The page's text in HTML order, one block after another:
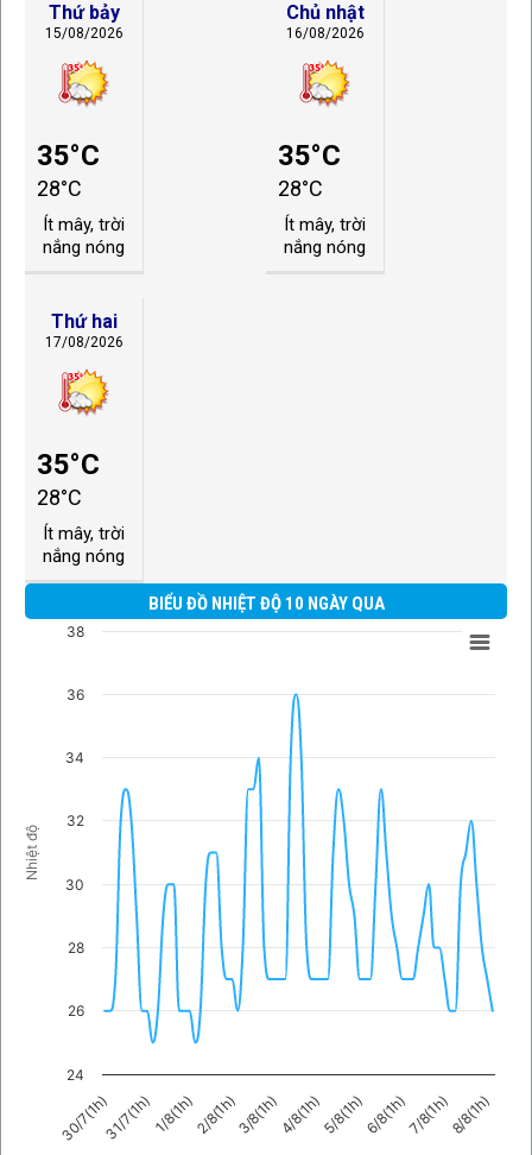
Thứ bảy
15/08/2026
35°C
28°C
Ít mây, trời
nắng nóng
Chủ nhật
16/08/2026
35°C
28°C
Ít mây, trời
nắng nóng
Thứ hai
17/08/2026
35°C
28°C
Ít mây, trời
nắng nóng
BIỂU ĐỒ NHIỆT ĐỘ 10 NGÀY QUA
Nhiệt độ
30/7(1h)31/7(1h)1/8(1h)2/8(1h)3/8(1h)4/8(1h)5/8(1h)6/8(1h)7/8(1h)8/8(1h)
24
26
28
30
32
34
36
38